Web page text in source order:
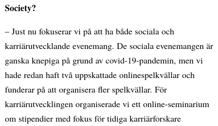
Society?
– Just nu fokuserar vi på att ha både sociala och
karriärutvecklande evenemang. De sociala evenemangen är
ganska knepiga på grund av covid-19-pandemin, men vi
hade redan haft två uppskattade onlinespelkvällar och
funderar på att organisera fler spelkvällar. För
karriärutvecklingen organiserade vi ett online-seminarium
om stipendier med fokus för tidiga karriärforskare